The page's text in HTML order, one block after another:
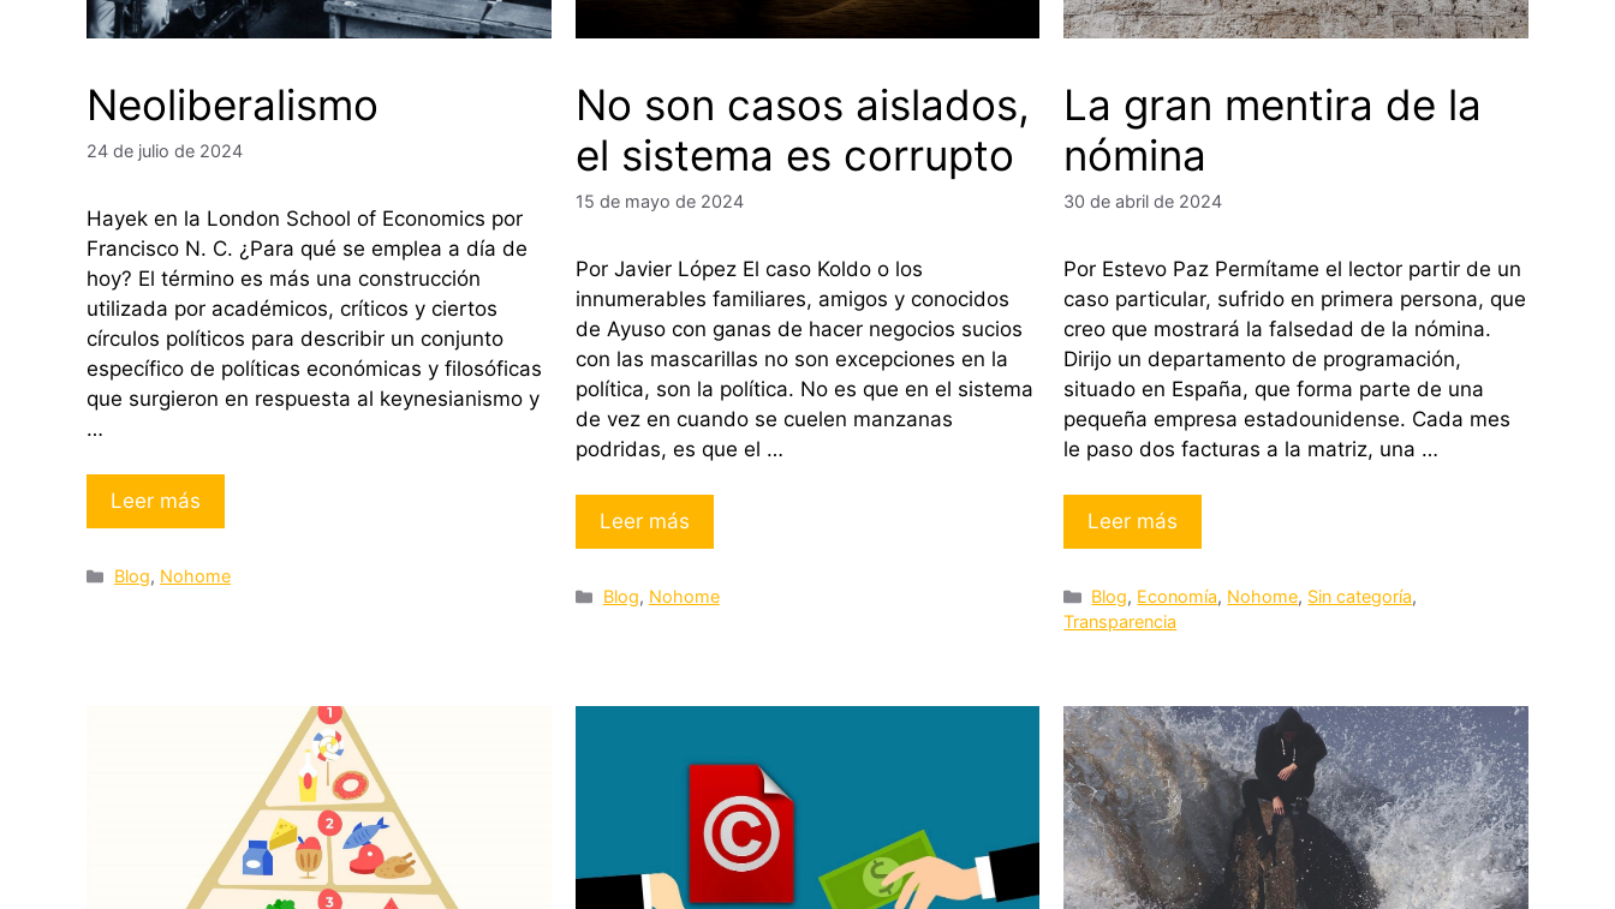
Neoliberalismo
24 de julio de 2024
Hayek en la London School of Economics por
Francisco N. C. ¿Para qué se emplea a día de
hoy? El término es más una construcción
utilizada por académicos, críticos y ciertos
círculos políticos para describir un conjunto
específico de políticas económicas y filosóficas
que surgieron en respuesta al keynesianismo y
…
Leer más
Categorías
Blog, Nohome
No son casos aislados,
el sistema es corrupto
15 de mayo de 2024
Por Javier López El caso Koldo o los
innumerables familiares, amigos y conocidos
de Ayuso con ganas de hacer negocios sucios
con las mascarillas no son excepciones en la
política, son la política. No es que en el sistema
de vez en cuando se cuelen manzanas
podridas, es que el …
Leer más
Categorías
Blog, Nohome
La gran mentira de la
nómina
30 de abril de 2024
Por Estevo Paz Permítame el lector partir de un
caso particular, sufrido en primera persona, que
creo que mostrará la falsedad de la nómina.
Dirijo un departamento de programación,
situado en España, que forma parte de una
pequeña empresa estadounidense. Cada mes
le paso dos facturas a la matriz, una …
Leer más
Categorías
Blog, Economía, Nohome, Sin categoría,
Transparencia